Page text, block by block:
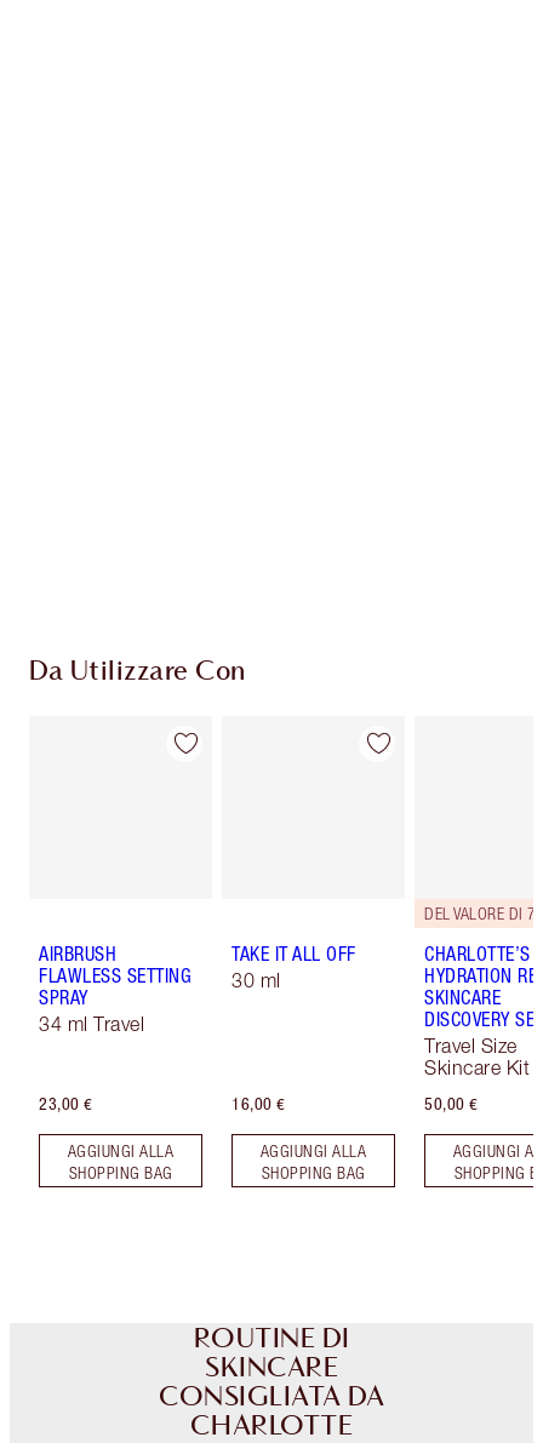
Da Utilizzare Con
AIRBRUSH
FLAWLESS SETTING
SPRAY
34 ml Travel
23,00 €
AGGIUNGI ALLA
SHOPPING BAG
TAKE IT ALL OFF
30 ml
16,00 €
AGGIUNGI ALLA
SHOPPING BAG
DEL VALORE DI
CHARLOTTE’S
HYDRATION
SKINCARE
DISCOVERY SET
Travel Size
Skincare Kit
50,00 €
AGGIUNGI
SHOPPING
ROUTINE DI
SKINCARE
CONSIGLIATA DA
CHARLOTTE